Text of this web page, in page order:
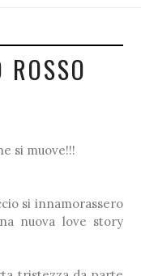
si muove!!!
si innamorassero
nuova love story